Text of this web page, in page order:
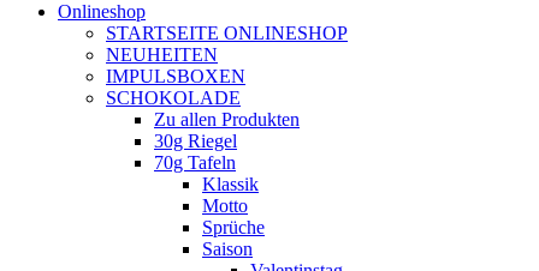
Onlineshop
STARTSEITE ONLINESHOP
NEUHEITEN
IMPULSBOXEN
SCHOKOLADE
Zu allen Produkten
30g Riegel
70g Tafeln
Klassik
Motto
Sprüche
Saison